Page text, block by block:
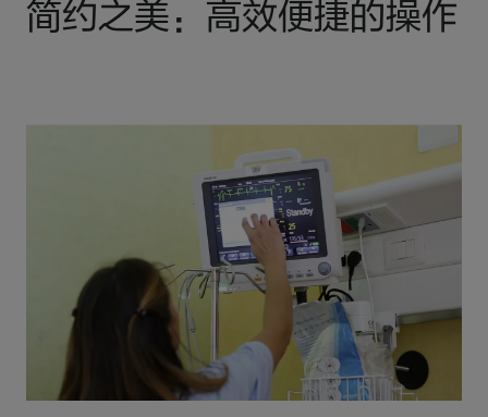
简约之美：高效便捷的操作